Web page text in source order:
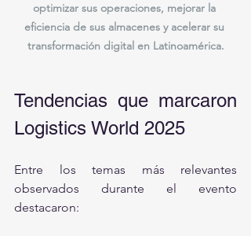
optimizar sus operaciones, mejorar la
eficiencia de sus almacenes y acelerar su
transformación digital en Latinoamérica.
Tendencias que marcaron
Logistics World 2025
Entre los temas más relevantes
observados durante el evento
destacaron: